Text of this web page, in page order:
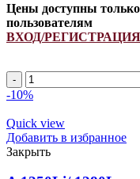
Цены доступны
пользователям
ВХОД/РЕГИСТРАЦИЯ
Ремень
H238867
quantity
-10%
Quick view
Добавить в избранное
Закрыть